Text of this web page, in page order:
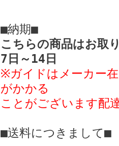
■納期■
こちらの商品はお取
7日～14日
※ガイドはメーカー
がかかる
ことがございます配
■送料につきまして■